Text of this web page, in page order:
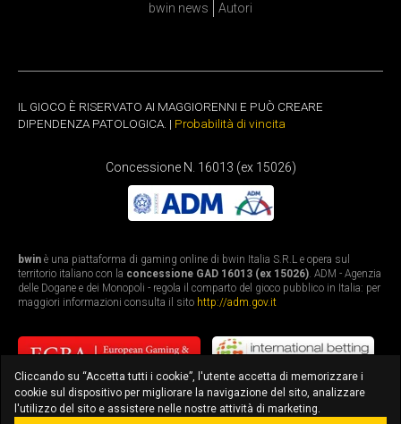
bwin news Autori
IL GIOCO È RISERVATO AI MAGGIORENNI E PUÒ CREARE
DIPENDENZA PATOLOGICA. | Probabilità di vincita
Concessione N. 16013 (ex 15026)
bwin è una piattaforma di gaming online di bwin Italia S.R.L e opera sul
territorio italiano con la concessione GAD 16013 (ex 15026). ADM - Agenzia
delle Dogane e dei Monopoli - regola il comparto del gioco pubblico in Italia: per
maggiori informazioni consulta il sito http://adm.gov.it
Cliccando su “Accetta tutti i cookie”, l'utente accetta di memorizzare i
cookie sul dispositivo per migliorare la navigazione del sito, analizzare
l'utilizzo del sito e assistere nelle nostre attività di marketing.